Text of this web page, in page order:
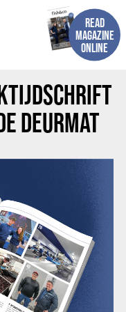
READ
MAGAZINE
ONLINE
DEURMAT